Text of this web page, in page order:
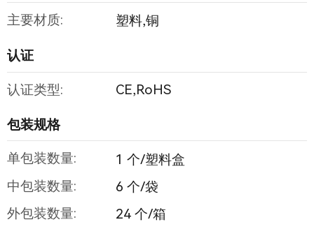
主要材质: 塑料,铜
认证
认证类型: CE,RoHS
包装规格
单包装数量:
1 个/塑料盒
中包装数量:
6 个/袋
外包装数量:
24 个/箱